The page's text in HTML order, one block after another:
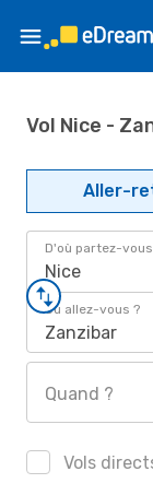
Vol Nice -
Aller-
D'où partez-
Nice
Où allez-vous ?
Zanzibar
Quand ?
Vols